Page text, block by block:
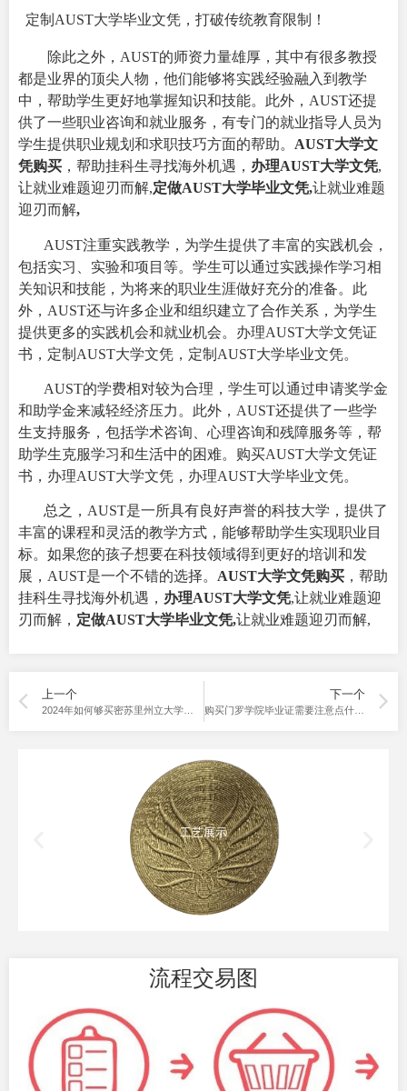
定制AUST大学毕业文凭，打破传统教育限制！
除此之外，AUST的师资力量雄厚，其中有很多教授
都是业界的顶尖人物，他们能够将实践经验融入到教学
中，帮助学生更好地掌握知识和技能。此外，AUST还提
供了一些职业咨询和就业服务，有专门的就业指导人员为
学生提供职业规划和求职技巧方面的帮助。 AUST大学文
凭购买 ，帮助挂科生寻找海外机遇， 办理AUST大学文凭,
让就业难题迎刃而解,定做AUST大学毕业文凭,让就业难题
迎刃而解,
AUST注重实践教学，为学生提供了丰富的实践机会，
包括实习、实验和项目等。学生可以通过实践操作学习相
关知识和技能，为将来的职业生涯做好充分的准备。此
外，AUST还与许多企业和组织建立了合作关系，为学生
提供更多的实践机会和就业机会。办理AUST大学文凭证
书，定制AUST大学文凭，定制AUST大学毕业文凭。
AUST的学费相对较为合理，学生可以通过申请奖学金
和助学金来减轻经济压力。此外，AUST还提供了一些学
生支持服务，包括学术咨询、心理咨询和残障服务等，帮
助学生克服学习和生活中的困难。购买AUST大学文凭证
书，办理AUST大学文凭，办理AUST大学毕业文凭。
总之，AUST是一所具有良好声誉的科技大学，提供了
丰富的课程和灵活的教学方式，能够帮助学生实现职业目
标。如果您的孩子想要在科技领域得到更好的培训和发
展，AUST是一个不错的选择。 AUST大学文凭购买 ，帮助
挂科生寻找海外机遇， 办理AUST大学文凭,让就业难题迎
刃而解， 定做AUST大学毕业文凭,让就业难题迎刃而解,
上一个 下一个
购买门罗学院毕业证需要注意点什么？
工艺展示
流程交易图